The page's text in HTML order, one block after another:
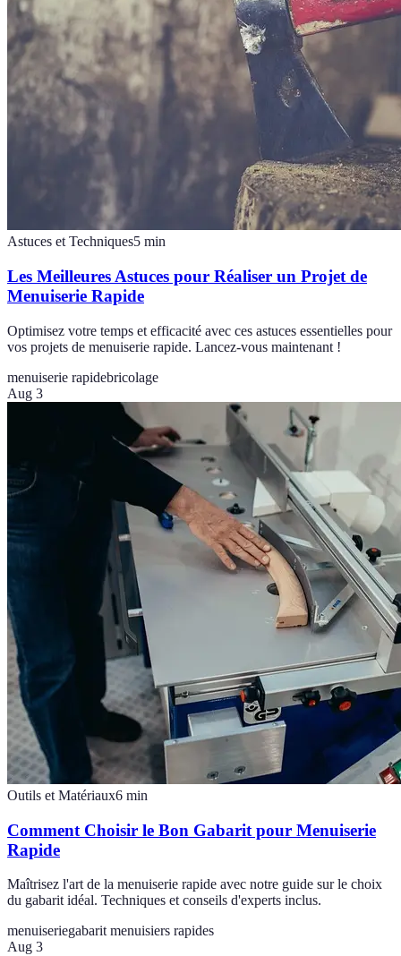
Astuces et Techniques5 min
Les Meilleures Astuces pour Réaliser un Projet de
Menuiserie Rapide
Optimisez votre temps et efficacité avec ces astuces essentielles pour
vos projets de menuiserie rapide. Lancez-vous maintenant !
menuiserie rapidebricolage
Aug 3
Outils et Matériaux6 min
Comment Choisir le Bon Gabarit pour Menuiserie
Rapide
Maîtrisez l'art de la menuiserie rapide avec notre guide sur le choix
du gabarit idéal. Techniques et conseils d'experts inclus.
menuiseriegabarit menuisiers rapides
Aug 3